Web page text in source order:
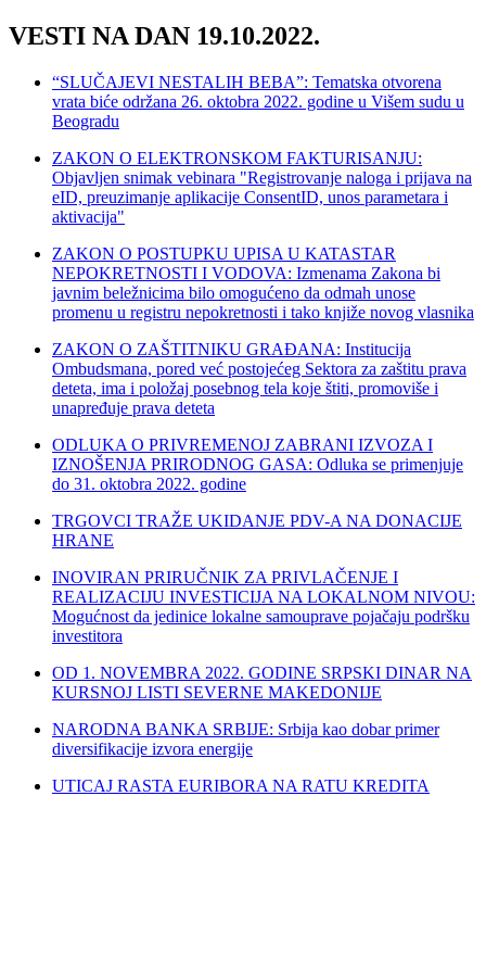
VESTI NA DAN 19.10.2022.
“SLUČAJEVI NESTALIH BEBA”: Tematska otvorena
vrata biće održana 26. oktobra 2022. godine u Višem sudu u
Beogradu
ZAKON O ELEKTRONSKOM FAKTURISANJU:
Objavljen snimak vebinara "Registrovanje naloga i prijava na
eID, preuzimanje aplikacije ConsentID, unos parametara i
aktivacija"
ZAKON O POSTUPKU UPISA U KATASTAR
NEPOKRETNOSTI I VODOVA: Izmenama Zakona bi
javnim beležnicima bilo omogućeno da odmah unose
promenu u registru nepokretnosti i tako knjiže novog vlasnika
ZAKON O ZAŠTITNIKU GRAĐANA: Institucija
Ombudsmana, pored već postojećeg Sektora za zaštitu prava
deteta, ima i položaj posebnog tela koje štiti, promoviše i
unapređuje prava deteta
ODLUKA O PRIVREMENOJ ZABRANI IZVOZA I
IZNOŠENJA PRIRODNOG GASA: Odluka se primenjuje
do 31. oktobra 2022. godine
TRGOVCI TRAŽE UKIDANJE PDV-A NA DONACIJE
HRANE
INOVIRAN PRIRUČNIK ZA PRIVLAČENJE I
REALIZACIJU INVESTICIJA NA LOKALNOM NIVOU:
Mogućnost da jedinice lokalne samouprave pojačaju podršku
investitora
OD 1. NOVEMBRA 2022. GODINE SRPSKI DINAR NA
KURSNOJ LISTI SEVERNE MAKEDONIJE
NARODNA BANKA SRBIJE: Srbija kao dobar primer
diversifikacije izvora energije
UTICAJ RASTA EURIBORA NA RATU KREDITA